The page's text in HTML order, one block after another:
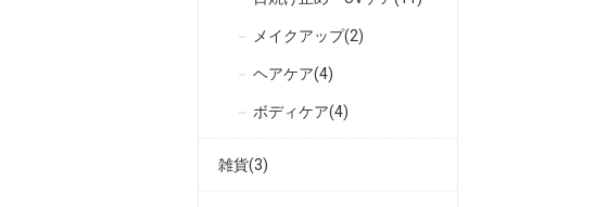
メイクアップ(2)
ヘアケア(4)
ボディケア(4)
雑貨(3)